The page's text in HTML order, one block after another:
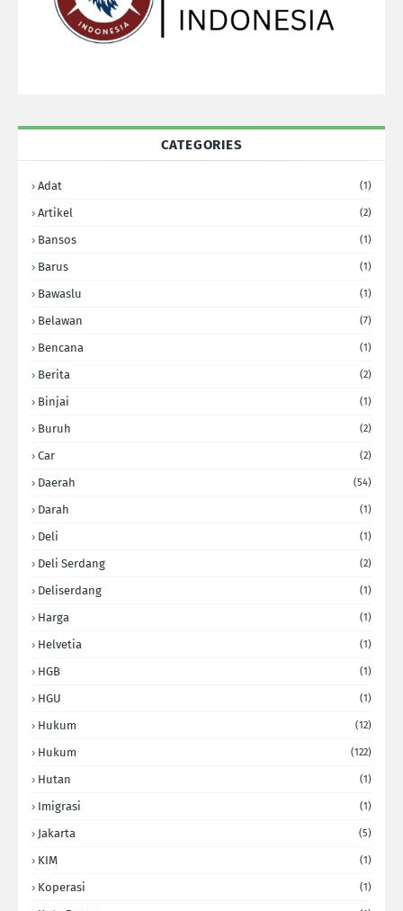
CATEGORIES
Adat (1)
Artikel (2)
Bansos (1)
Barus (1)
Bawaslu (1)
Belawan (7)
Bencana (1)
Berita (2)
Binjai (1)
Buruh (2)
Car (2)
Daerah (54)
Darah (1)
Deli (1)
Deli Serdang (2)
Deliserdang (1)
Harga (1)
Helvetia (1)
HGB (1)
HGU (1)
Hukum (12)
Hukum (122)
Hutan (1)
Imigrasi (1)
Jakarta (5)
KIM (1)
Koperasi (1)